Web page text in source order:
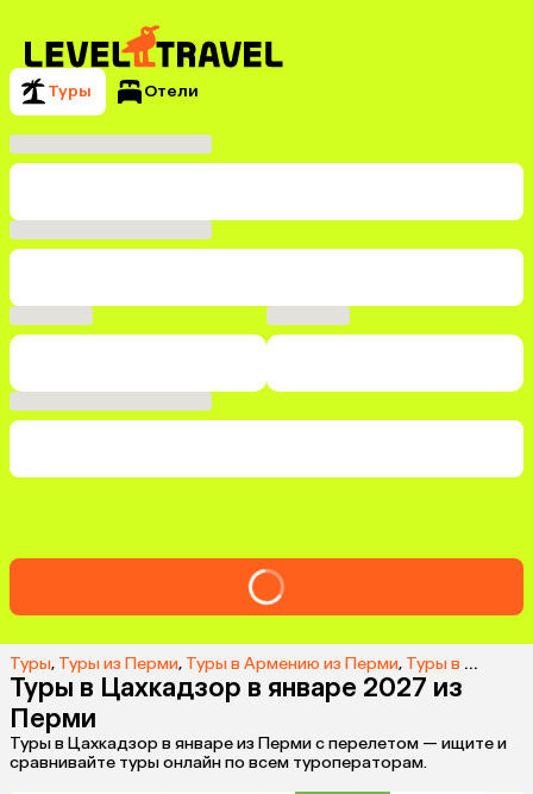
Туры Отели
Туры, Туры из Перми, Туры в Армению из Перми, Туры в Цахкадзор из Перми
Туры в Цахкадзор в январе 2027 из
Перми
Туры в Цахкадзор в январе из Перми с перелетом — ищите и
сравнивайте туры онлайн по всем туроператорам.